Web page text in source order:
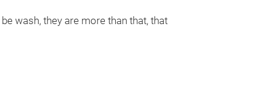
wash, they are more than that, that